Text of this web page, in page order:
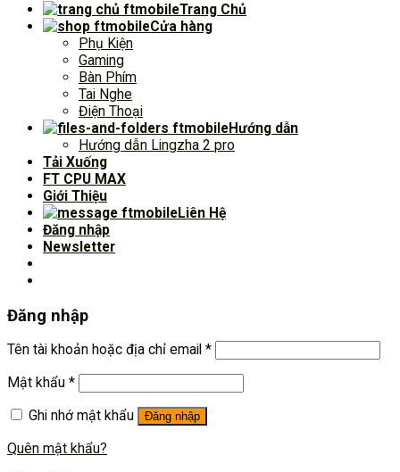
Trang Chủ
Cửa hàng
Phụ Kiện
Gaming
Bàn Phím
Tai Nghe
Điện Thoại
Hướng dẫn
Hướng dẫn Lingzha 2 pro
Tải Xuống
FT CPU MAX
Giới Thiệu
Liên Hệ
Đăng nhập
Newsletter
Đăng nhập
Tên tài khoản hoặc địa chỉ email *
Mật khẩu *
Ghi nhớ mật khẩu
Đăng nhập
Quên mật khẩu?